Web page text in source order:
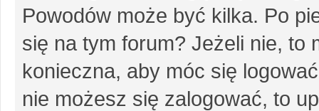
Powodów może być kilka. Po
się na tym forum? Jeżeli nie, to
konieczna, aby móc się
nie możesz się zalogować, to